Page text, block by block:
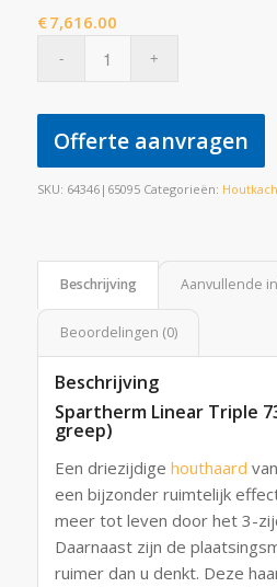
€7,616.00
Offerte aanvragen
SKU: 64346|65095 Categorieën:
Beschrijving Aanvullende
Beoordelingen (0)
Beschrijving
Spartherm Linear Triple
greep)
Een driezijdige houthaard van
een bijzonder ruimtelijk
meer tot leven door het 3-
Daarnaast zijn de
ruimer dan u denkt. Deze